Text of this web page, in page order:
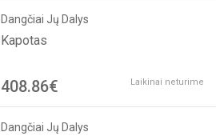
Dangčiai Jų Dalys
Kapotas
408.86€ Laikinai neturime
Dangčiai Jų Dalys